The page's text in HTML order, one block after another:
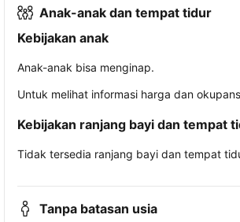
Anak-anak dan tempat tidur
Kebijakan anak
Anak-anak bisa menginap.
Untuk melihat informasi harga dan
Kebijakan ranjang bayi dan tempat
Tidak tersedia ranjang bayi dan tempat
Tanpa batasan usia